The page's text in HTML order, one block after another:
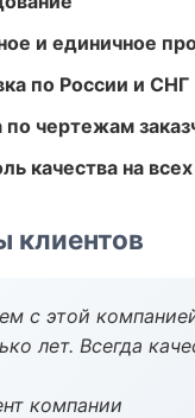
и единичное
по России и СНГ
по чертежам
качества на
клиентов
с этой
лет. Всегда
компании